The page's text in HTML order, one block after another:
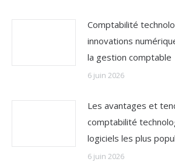
Comptabilité
innovations
la gestion comptable
6 juin 2026
Les avantages et
comptabilité
logiciels les plus
6 juin 2026